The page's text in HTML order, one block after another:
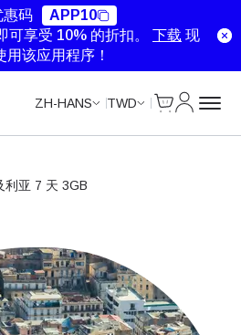
惠码
APP10
可享受 10% 的折扣。 下载 现
用该应用程序！
ZH-HANS TWD
利亚 7 天 3GB